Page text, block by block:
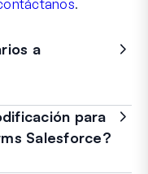
.
a
para
Salesforce?